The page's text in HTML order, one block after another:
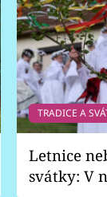
TRADICE A
Letnice
svátky: V